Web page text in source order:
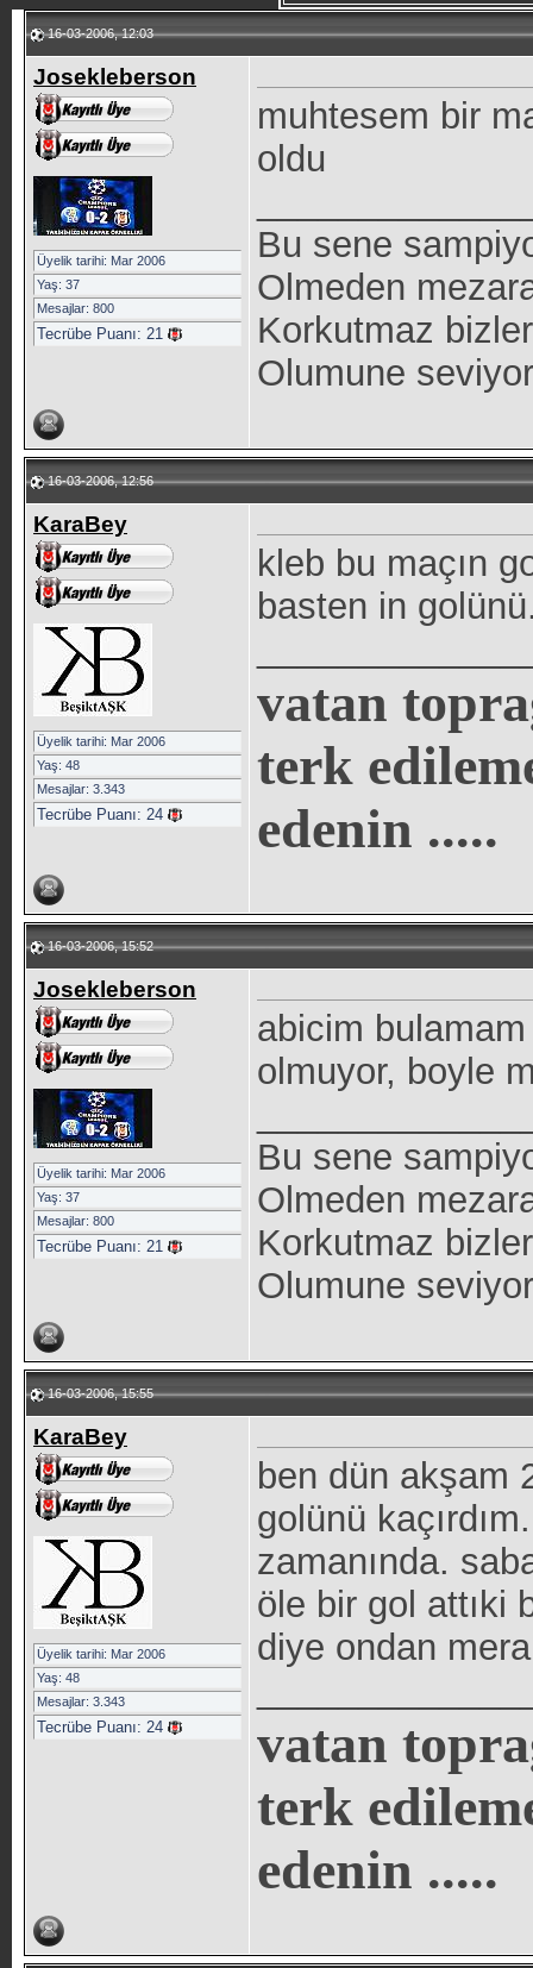
16-03-2006, 12:03
Josekleberson
Üyelik tarihi: Mar 2006
Yaş: 37
Mesajlar: 800
Tecrübe Puanı: 21
muhtesem bir
oldu
Bu sene
Olmeden
Korkutmaz
Olumune
16-03-2006, 12:56
KaraBey
Üyelik tarihi: Mar 2006
Yaş: 48
Mesajlar: 3.343
Tecrübe Puanı: 24
kleb bu maçın
basten in
vatan
terk
edenin .....
16-03-2006, 15:52
Josekleberson
Üyelik tarihi: Mar 2006
Yaş: 37
Mesajlar: 800
Tecrübe Puanı: 21
abicim
olmuyor, boyle
Bu sene
Olmeden
Korkutmaz
Olumune
16-03-2006, 15:55
KaraBey
Üyelik tarihi: Mar 2006
Yaş: 48
Mesajlar: 3.343
Tecrübe Puanı: 24
ben dün akşam
golünü
zamanında.
öle bir gol attıki
diye ondan
vatan
terk
edenin .....